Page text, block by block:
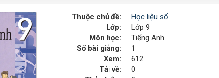
Thuộc chủ đề:
Học liệu số
Lớp:
Lớp 9
Môn học:
Tiếng Anh
Số bài giảng:
1
Xem:
612
Tải về:
0